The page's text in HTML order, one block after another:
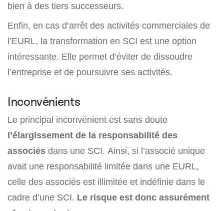
bien à des tiers successeurs.
Enfin, en cas d’arrêt des activités commerciales de
l’EURL, la transformation en SCI est une option
intéressante. Elle permet d’éviter de dissoudre
l’entreprise et de poursuivre ses activités.
Inconvénients
Le principal inconvénient est sans doute
l’élargissement de la responsabilité des
associés dans une SCI. Ainsi, si l’associé unique
avait une responsabilité limitée dans une EURL,
celle des associés est illimitée et indéfinie dans le
cadre d’une SCI. Le risque est donc assurément